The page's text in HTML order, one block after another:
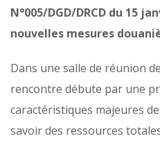
N°005/DGD/DRCD du 15
nouvelles mesures
Dans une salle de réunion
rencontre débute par une
caractéristiques majeures
savoir des ressources